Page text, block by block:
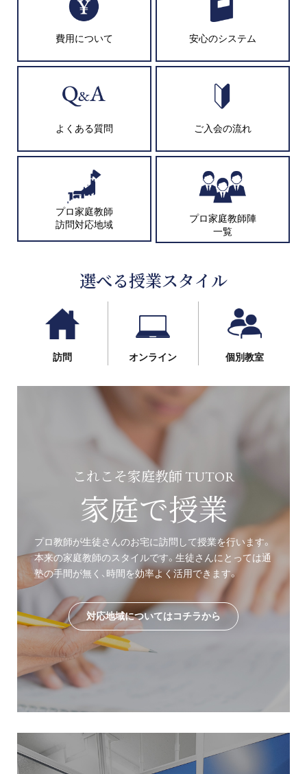
費用について 安心のシステム
よくある質問 ご入会の流れ
プロ家庭教師
訪問対応地域
プロ家庭教師陣
一覧
選べる授業スタイル
訪問 オンライン 個別教室
これこそ家庭教師 TUTOR
家庭で授業
プロ教師が生徒さんのお宅に訪問して授業を行います。
本来の家庭教師のスタイルです。生徒さんにとっては通
塾の手間が無く、時間を効率よく活用できます。
対応地域についてはコチラから